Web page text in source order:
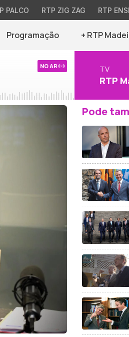
PALCO RTP ZIG ZAG RTP
Programação + RTP
NO AR TV
RTP
Pode